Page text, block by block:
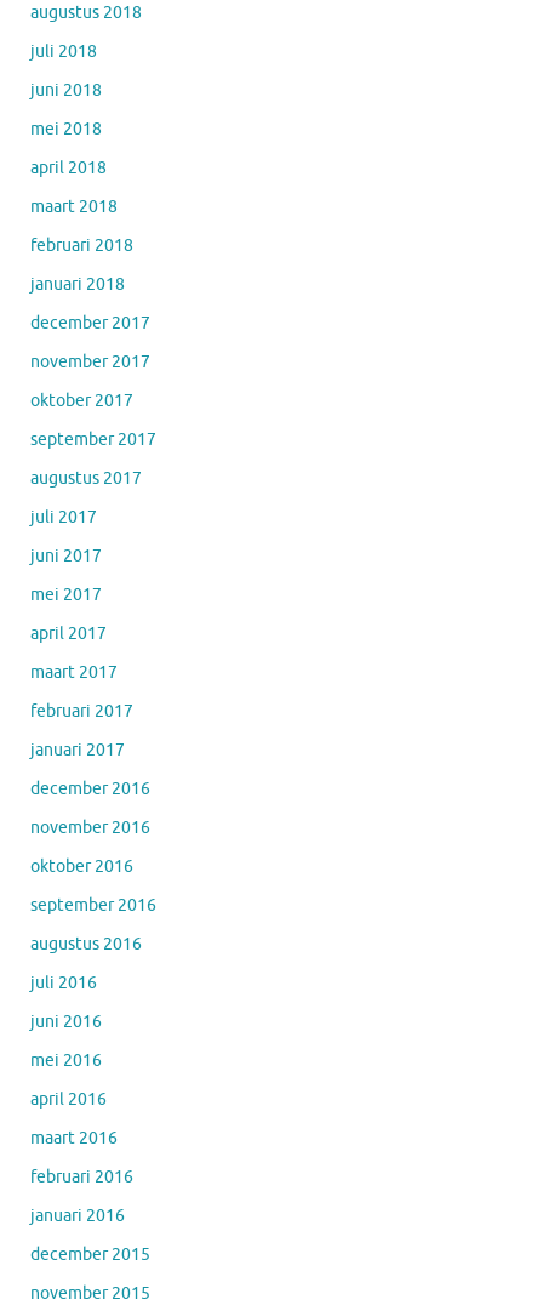
augustus 2018
juli 2018
juni 2018
mei 2018
april 2018
maart 2018
februari 2018
januari 2018
december 2017
november 2017
oktober 2017
september 2017
augustus 2017
juli 2017
juni 2017
mei 2017
april 2017
maart 2017
februari 2017
januari 2017
december 2016
november 2016
oktober 2016
september 2016
augustus 2016
juli 2016
juni 2016
mei 2016
april 2016
maart 2016
februari 2016
januari 2016
december 2015
november 2015